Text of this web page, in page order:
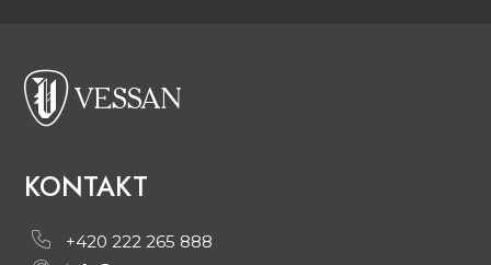
KONTAKT
+420 222 265 888